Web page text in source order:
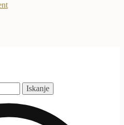
Iskanje